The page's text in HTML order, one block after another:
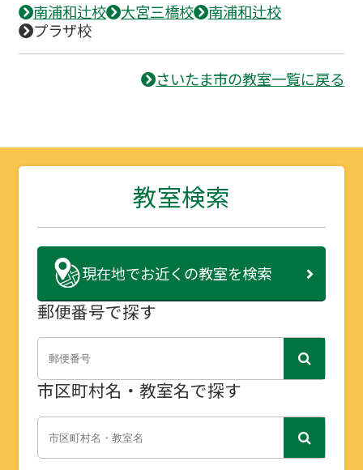
南浦和辻校 大宮三橋校
南浦和辻校
プラザ校
さいたま市の教室一覧に戻る
教室検索
現在地でお近くの教室を検索
郵便番号で探す
市区町村名・教室名で探す